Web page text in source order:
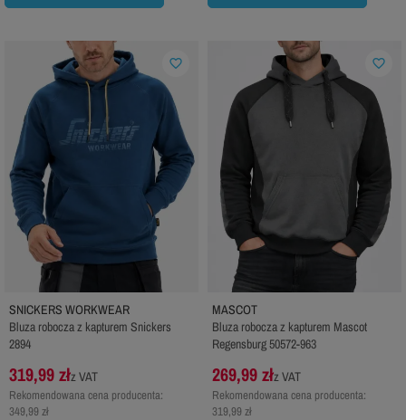
SNICKERS WORKWEAR
Bluza robocza z kapturem Snickers
2894
319,99 złz VAT
Rekomendowana cena producenta:
349,99 zł
favorite_border
MASCOT
Bluza robocza z kapturem Mascot
Regensburg 50572-963
269,99 złz VAT
Rekomendowana cena producenta:
319,99 zł
favorite_border